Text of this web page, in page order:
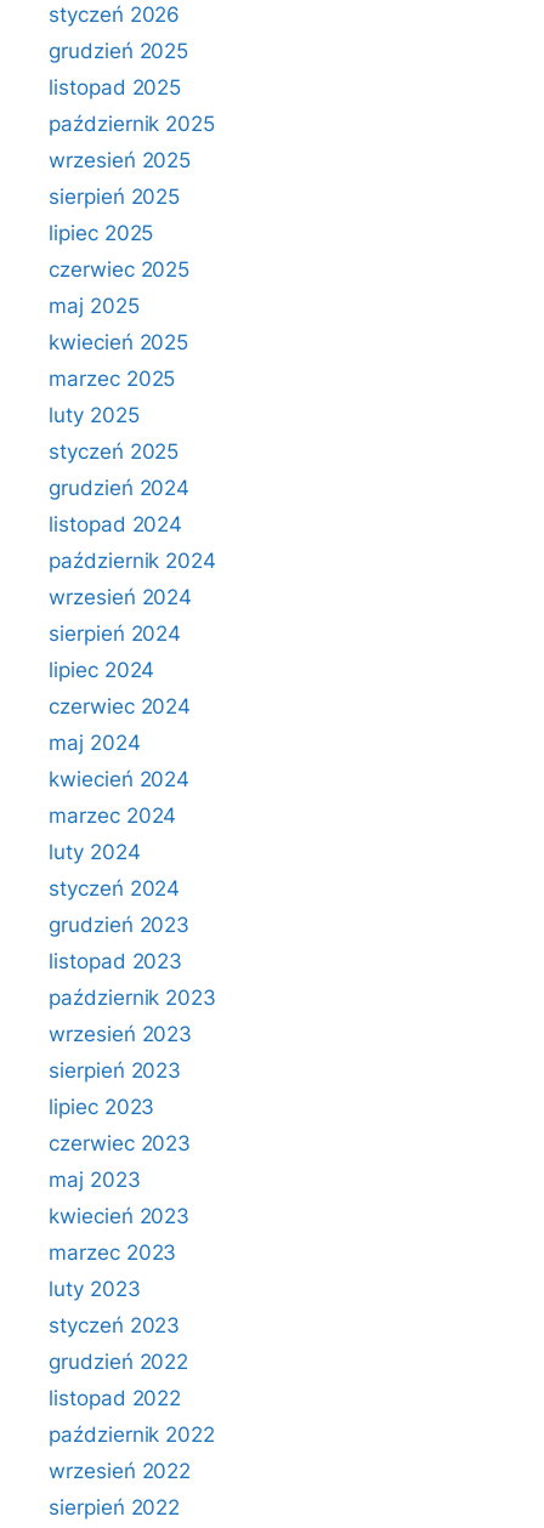
styczeń 2026
grudzień 2025
listopad 2025
październik 2025
wrzesień 2025
sierpień 2025
lipiec 2025
czerwiec 2025
maj 2025
kwiecień 2025
marzec 2025
luty 2025
styczeń 2025
grudzień 2024
listopad 2024
październik 2024
wrzesień 2024
sierpień 2024
lipiec 2024
czerwiec 2024
maj 2024
kwiecień 2024
marzec 2024
luty 2024
styczeń 2024
grudzień 2023
listopad 2023
październik 2023
wrzesień 2023
sierpień 2023
lipiec 2023
czerwiec 2023
maj 2023
kwiecień 2023
marzec 2023
luty 2023
styczeń 2023
grudzień 2022
listopad 2022
październik 2022
wrzesień 2022
sierpień 2022